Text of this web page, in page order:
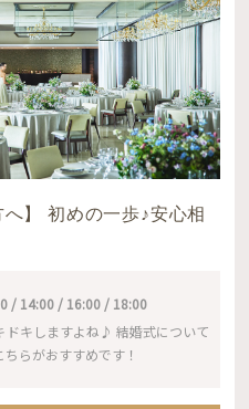
へ】 初めの一歩♪安心相
/ 14:00 / 16:00 / 18:00
ドキしますよね♪ 結婚式について
らがおすすめです！